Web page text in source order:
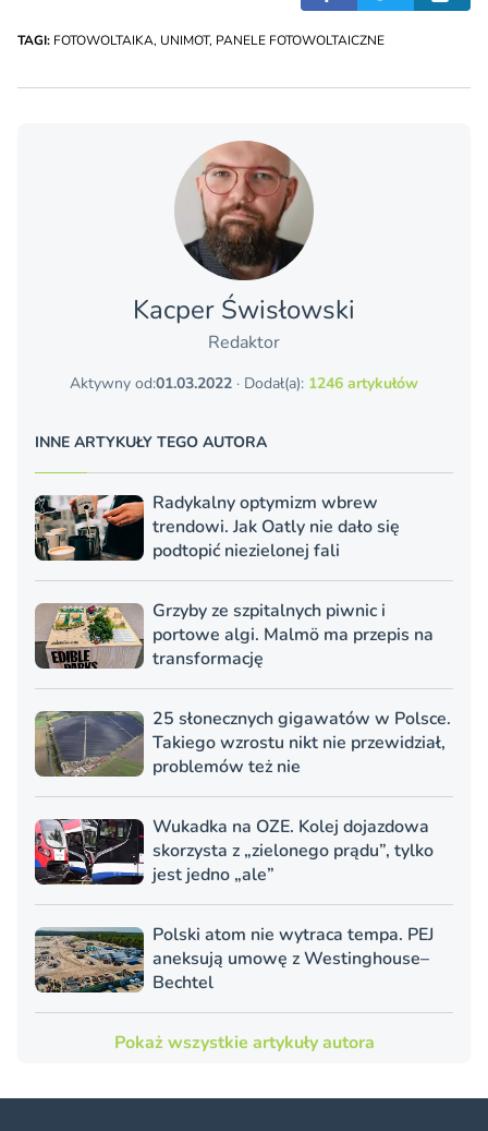
TAGI: FOTOWOLTAIKA, UNIMOT, PANELE FOTOWOLTAICZNE
Kacper Świsło­wski
Redaktor
Aktywny od:01.03.2022 · Dodał(a): 1246 artykułów
INNE ARTYKUŁY TEGO AUTORA
Radykalny optymizm wbrew
trendowi. Jak Oatly nie dało się
podtopić niezielonej fali
Grzyby ze szpitalnych piwnic i
portowe algi. Malmö ma przepis na
transformację
25 słonecznych gigawatów w Polsce.
Takiego wzrostu nikt nie przewidział,
problemów też nie
Wukadka na OZE. Kolej dojazdowa
skorzysta z „zielonego prądu”, tylko
jest jedno „ale”
Polski atom nie wytraca tempa. PEJ
aneksują umowę z Westinghouse–
Bechtel
Pokaż wszystkie artykuły autora